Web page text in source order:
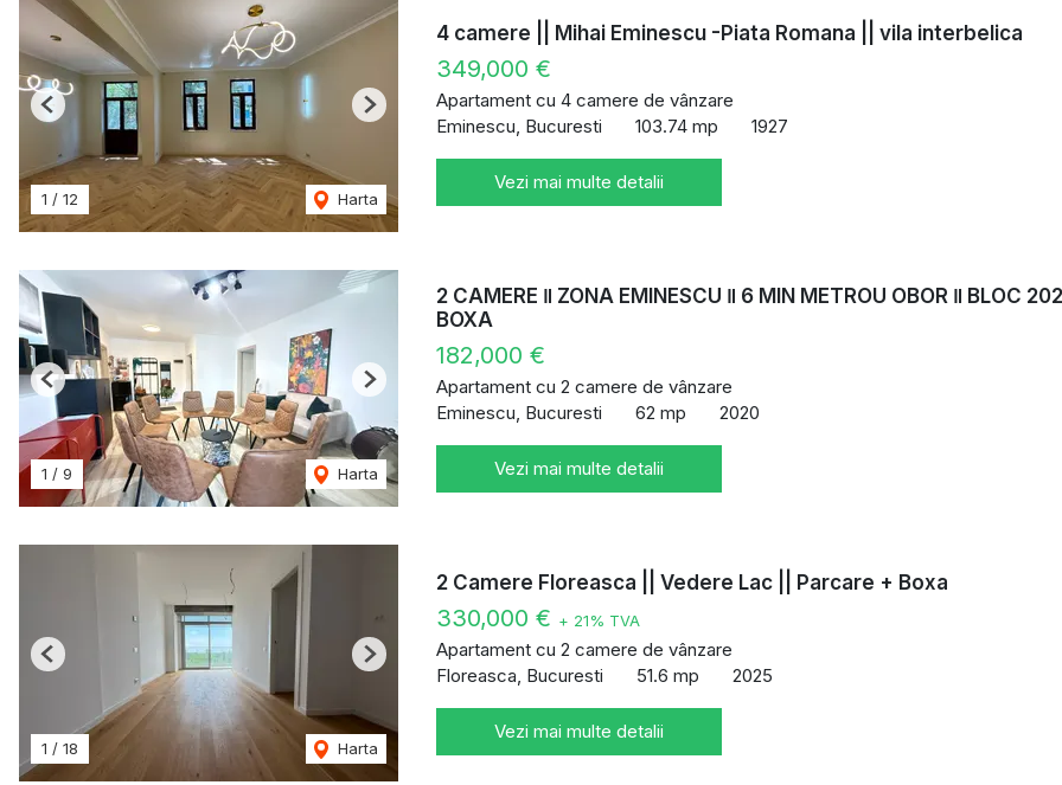
1 / 12 Harta
Previous Next
4 camere || Mihai Eminescu -Piata Romana || vila interbelica
349,000 €
Apartament cu 4 camere de vânzare
Eminescu, Bucuresti
103.74 mp 1927
Vezi mai multe detalii
1 / 9 Harta
Previous Next
2 CAMERE ‖ ZONA EMINESCU ‖ 6 MIN METROU OBOR ‖ BLOC
BOXA
182,000 €
Apartament cu 2 camere de vânzare
Eminescu, Bucuresti
62 mp 2020
Vezi mai multe detalii
1 / 18 Harta
Previous Next
2 Camere Floreasca || Vedere Lac || Parcare + Boxa
330,000 € + 21% TVA
Apartament cu 2 camere de vânzare
Floreasca, Bucuresti
51.6 mp 2025
Vezi mai multe detalii